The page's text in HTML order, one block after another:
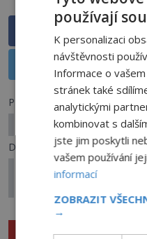
Sdílet
Předchozí článek
Ptáci: Znamení smrti,
Další článek
Tajemná smrt
používají
K personalizaci
návštěvnosti
Informace o
stránek také
analytickými
kombinovat s
jste jim poskytli
vašem používání
informací
ZOBRAZIT
→